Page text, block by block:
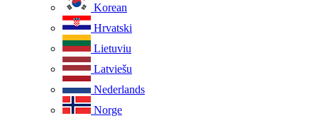
Korean
Hrvatski
Lietuviu
Latviešu
Nederlands
Norge